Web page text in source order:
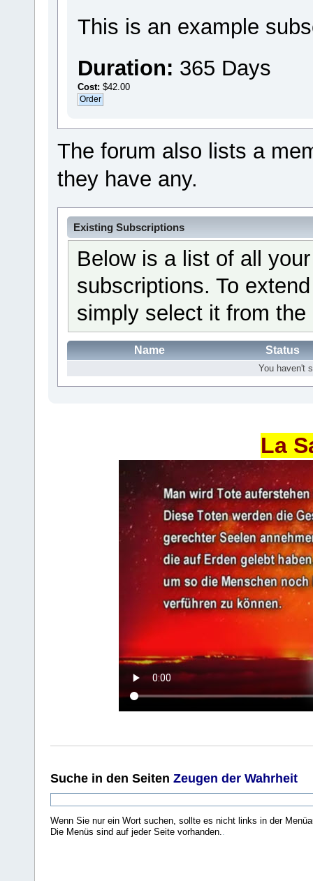
This is an example
Duration: 365 Days
Cost: $42.00
The forum also lists a
they have any.
Existing Subscriptions
Below is a list of all
subscriptions. To
simply select it from
Name Status
You haven't
La
Suche in den Seiten Zeugen der Wahrheit
Wenn Sie nur ein Wort suchen, sollte es nicht links in der
Die Menüs sind auf jeder Seite vorhanden..